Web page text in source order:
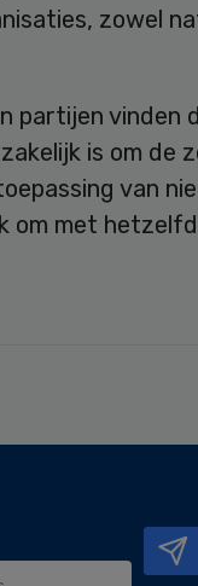
zowel
partijen vinden
is om de
van
om met